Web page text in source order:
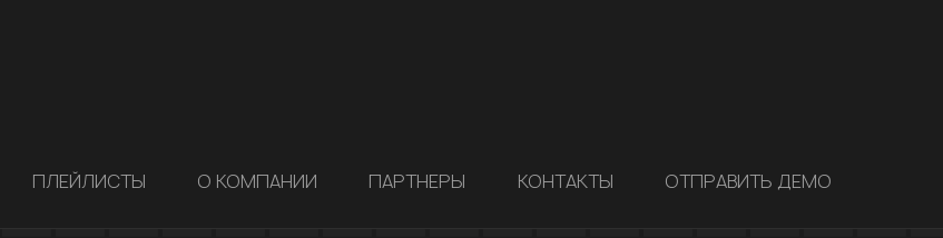
ПЛЕЙЛИСТЫ О КОМПАНИИ ПАРТНЕРЫ КОНТАКТЫ
ОТПРАВИТЬ ДЕМО